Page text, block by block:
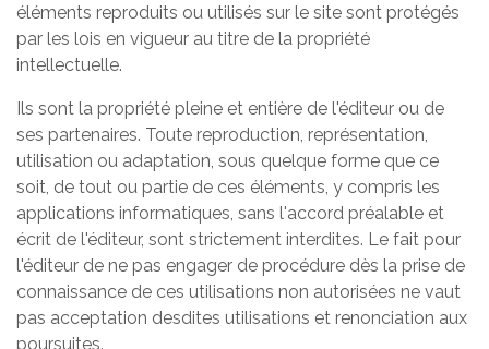
éléments reproduits ou utilisés sur le site sont protégés
par les lois en vigueur au titre de la propriété
intellectuelle.
Ils sont la propriété pleine et entière de l'éditeur ou de
ses partenaires. Toute reproduction, représentation,
utilisation ou adaptation, sous quelque forme que ce
soit, de tout ou partie de ces éléments, y compris les
applications informatiques, sans l'accord préalable et
écrit de l'éditeur, sont strictement interdites. Le fait pour
l'éditeur de ne pas engager de procédure dès la prise de
connaissance de ces utilisations non autorisées ne vaut
pas acceptation desdites utilisations et renonciation aux
poursuites.